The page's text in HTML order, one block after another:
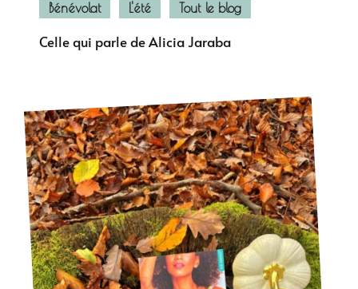
Bénévolat L'été Tout le blog
Celle qui parle de Alicia Jaraba